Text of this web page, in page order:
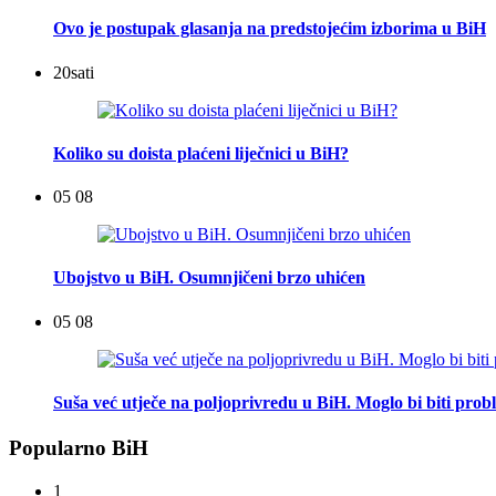
Ovo je postupak glasanja na predstojećim izborima u BiH
20sati
Koliko su doista plaćeni liječnici u BiH?
05 08
Ubojstvo u BiH. Osumnjičeni brzo uhićen
05 08
Suša već utječe na poljoprivredu u BiH. Moglo bi biti
Popularno BiH
1